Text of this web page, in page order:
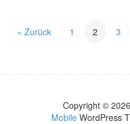
« Zurück 1 2 3
Copyright ©
MobileWordPress